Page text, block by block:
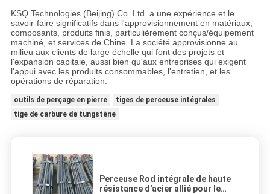
KSQ Technologies (Beijing) Co. Ltd. a une expérience et le
savoir-faire significatifs dans l'approvisionnement en matériaux,
composants, produits finis, particulièrement conçus/équipement
machiné, et services de Chine. La société approvisionne au
milieu aux clients de large échelle qui font des projets et
l'expansion capitale, aussi bien qu'aux entreprises qui exigent
l'appui avec les produits consommables, l'entretien, et les
opérations de réparation.
outils de perçage en pierre
tiges de perceuse intégrales
tige de carbure de tungstène
Perceuse Rod intégrale de haute
résistance d'acier allié pour le